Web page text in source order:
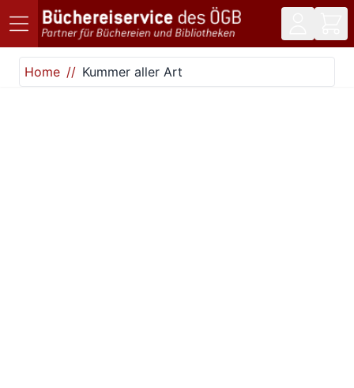
Direkt zum Inhalt
Home
Kummer aller Art